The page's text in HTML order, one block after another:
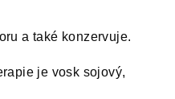
a také konzervuje.
je vosk sojový,